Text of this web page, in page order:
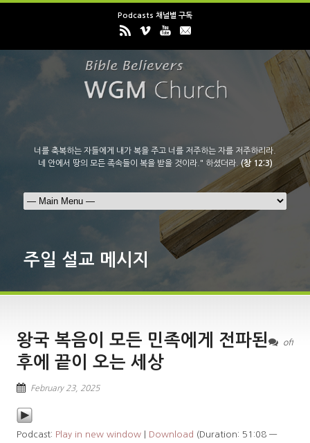
Podcasts 채널별 구독
너를 축복하는 자들에게 내가 복을 주고 너를 저주하는 자를 저주하리라.
네 안에서 땅의 모든 족속들이 복을 받을 것이라." 하셨더라.(창 12:3)
주일 설교 메시지
off
왕국 복음이 모든 민족에게 전파된
후에 끝이 오는 세상
February 23, 2025
Podcast: Play in new window Download (Duration: 51:08 —